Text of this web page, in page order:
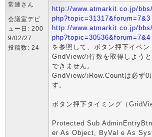
常連さん
会議室デビ
ュー日: 200
9/02/27
投稿数: 24
http://www.atmarkit.co.jp/
php?topic=31317&forum=7&3
http://www.atmarkit.co.jp/
php?topic=30536&forum=7&4
を参照して、ボタン押下イベン
GridViewの行数を取得しようと
できません。
GridViewのRow.Countは必ず0
す。
ボタン押下タイミング（
Protected Sub
er As Object, ByVal e As